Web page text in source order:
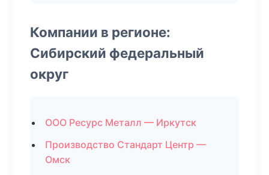
Компании в регионе:
Сибирский федеральный
округ
ООО Ресурс Металл — Иркутск
Производство Стандарт Центр —
Омск